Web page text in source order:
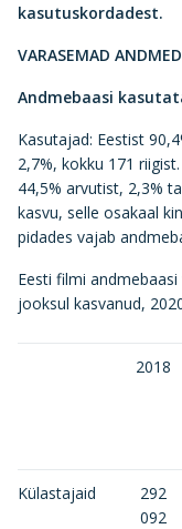
kasutuskordadest.
VARASEMAD
Andmebaasi
Kasutajad: Eestist
2,7%, kokku 171 riigist.
44,5% arvutist, 2,3%
kasvu, selle osakaal
pidades vajab
Eesti filmi
jooksul kasvanud,
2018
Külastajaid
292
092